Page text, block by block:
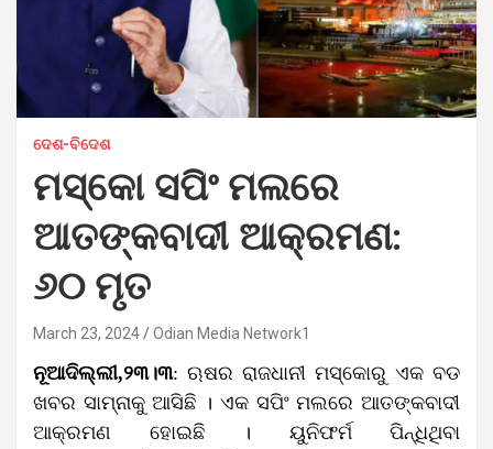
ଦେଶ-ବିଦେଶ
ମସ୍କୋ ସପିଂ ମଲରେ
ଆତଙ୍କବାଦୀ ଆକ୍ରମଣ:
୬୦ ମୃତ
March 23, 2024 Odian Media Network1
ନୂଆଦିଲ୍ଲୀ,୨୩।୩: ଋଷର ରାଜଧାନୀ ମସ୍କୋରୁ ଏକ ବଡ
ଖବର ସାମ୍ନାକୁ ଆସିଛି । ଏକ ସପିଂ ମଲରେ ଆତଙ୍କବାଦୀ
ଆକ୍ରମଣ ହୋଇଛି । ୟୁନିଫର୍ମ ପିନ୍ଧିଥିବା